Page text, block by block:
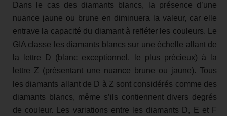
Dans le cas des diamants blancs, la présence d’une
nuance jaune ou brune en diminuera la valeur, car elle
entrave la capacité du diamant à refléter les couleurs. Le
GIA classe les diamants blancs sur une échelle allant de
la lettre D (blanc exceptionnel, le plus précieux) à la
lettre Z (présentant une nuance brune ou jaune). Tous
les diamants allant de D à Z sont considérés comme des
diamants blancs, même s’ils contiennent divers degrés
de couleur. Les variations entre les diamants D, E et F